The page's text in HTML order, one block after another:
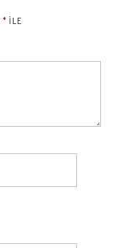
* ILE